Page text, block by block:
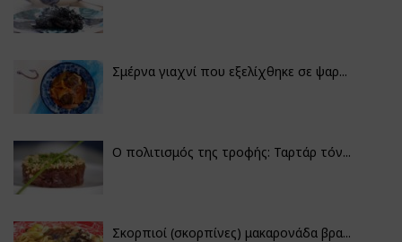
Σμέρνα γιαχνί που εξελίχθηκε σε ψαρ...
Ο πολιτισμός της τροφής: Ταρτάρ τόν...
Σκορπιοί (σκορπίνες) μακαρονάδα βρα...